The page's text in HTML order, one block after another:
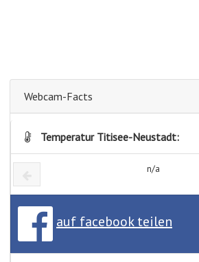
Webcam-Facts
Temperatur Titisee-Neustadt:
n/a
auf facebook teilen